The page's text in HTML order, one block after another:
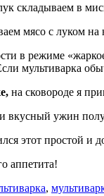
складываем в
мясо с луком на
в режиме
мультиварка
на сковороде я
вкусный ужин
этот простой и
аппетита!
,